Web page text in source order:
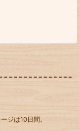
ジは10日間。